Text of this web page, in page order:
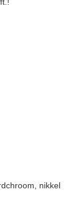
nikkel